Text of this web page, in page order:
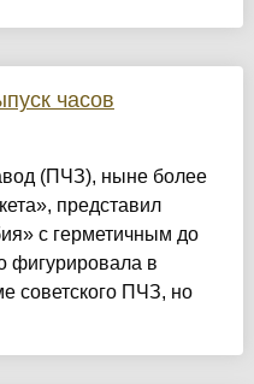
часов
(ПЧЗ), ныне более
представил
с герметичным до
фигурировала в
советского ПЧЗ, но